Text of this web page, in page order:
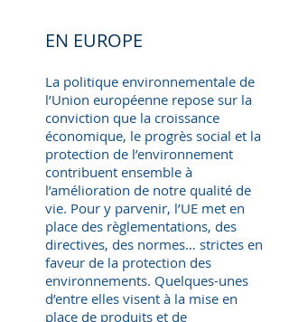
EN EUROPE
La politique environnementale de
l’Union européenne repose sur la
conviction que la croissance
économique, le progrès social et la
protection de l’environnement
contribuent ensemble à
l’amélioration de notre qualité de
vie. Pour y parvenir, l’UE met en
place des règlementations, des
directives, des normes… strictes en
faveur de la protection des
environnements. Quelques-unes
d’entre elles visent à la mise en
place de produits et de